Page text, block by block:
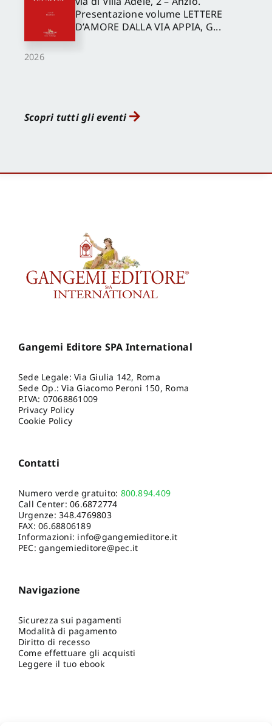
2026
Presentazione volume LETTERE
D’AMORE DALLA VIA APPIA, G...
Scopri tutti gli eventi
Gangemi Editore SPA International
Sede Legale: Via Giulia 142, Roma
Sede Op.: Via Giacomo Peroni 150, Roma
P.IVA: 07068861009
Privacy Policy
Cookie Policy
Contatti
Numero verde gratuito: 800.894.409
Call Center:06.6872774
Urgenze:348.4769803
FAX: 06.68806189
Informazioni: info@gangemieditore.it
PEC: gangemieditore@pec.it
Navigazione
Sicurezza sui pagamenti
Modalità di pagamento
Diritto di recesso
Come effettuare gli acquisti
Leggere il tuo ebook